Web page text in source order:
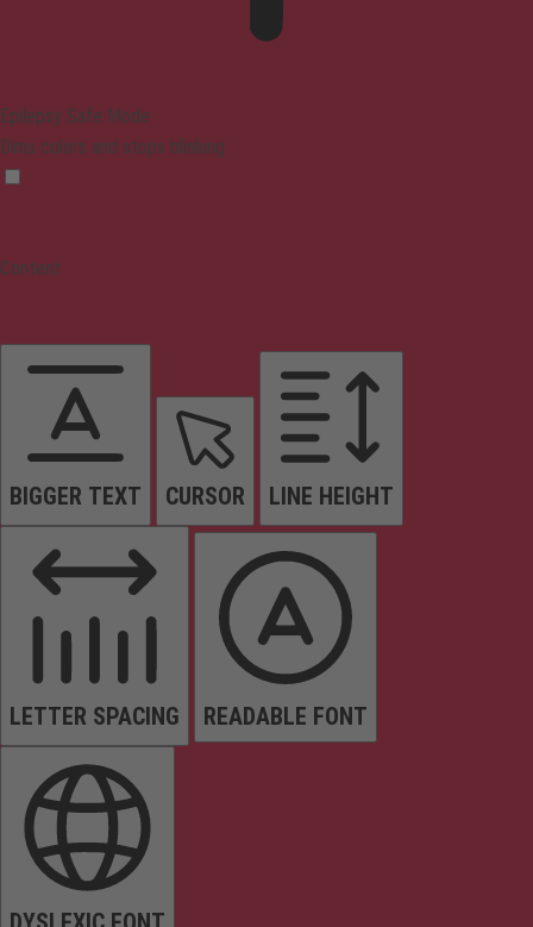
Epilepsy Safe Mode
Dims colors and stops blinking
Content
BIGGER TEXT CURSOR LINE HEIGHT
LETTER SPACING READABLE FONT